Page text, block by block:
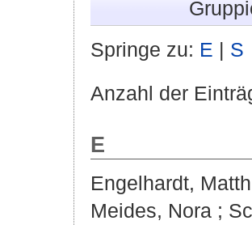
Springe zu: E | S
Anzahl der
E
Engelhardt,
Meides, Nora ;